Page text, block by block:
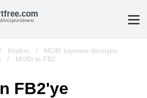
/ Kitabın /
MOBI biçimine dönüştür
/ MOBI to FB2
FB2'ye